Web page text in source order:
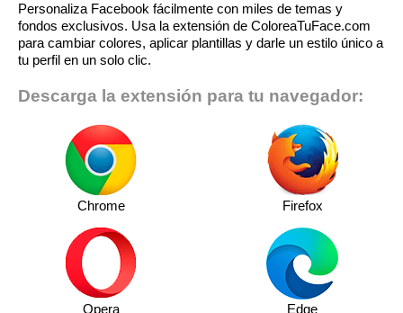
Personaliza Facebook fácilmente con miles de temas y
fondos exclusivos. Usa la extensión de ColoreaTuFace.com
para cambiar colores, aplicar plantillas y darle un estilo único a
tu perfil en un solo clic.
Descarga la extensión para tu navegador:
Chrome Firefox
Opera Edge